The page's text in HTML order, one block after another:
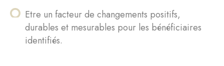
Etre un facteur de changements positifs,
durables et mesurables pour les bénéficiaires
identifiés.